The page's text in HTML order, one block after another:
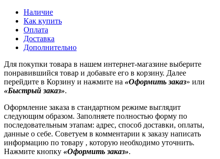
Наличие
Как купить
Оплата
Доставка
Дополнительно
Для покупки товара в нашем интернет-магазине выберите
понравившийся товар и добавьте его в корзину. Далее
перейдите в Корзину и нажмите на «Оформить заказ» или
«Быстрый заказ».
Оформление заказа в стандартном режиме выглядит
следующим образом. Заполняете полностью форму по
последовательным этапам: адрес, способ доставки, оплаты,
данные о себе. Советуем в комментарии к заказу написать
информацию по товару , которую необходимо уточнить.
Нажмите кнопку «Оформить заказ».